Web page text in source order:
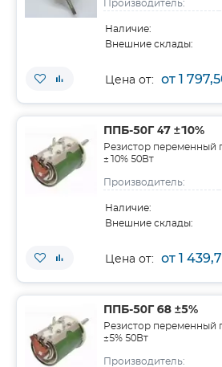
Производитель:
Наличие:
Внешние склады:
Цена от: от 1
ППБ-50Г 47 ±10%
Резистор
±10% 50Вт
Производитель:
Наличие:
Внешние склады:
Цена от: от 1
ППБ-50Г 68 ±5%
Резистор
±5% 50Вт
Производитель: